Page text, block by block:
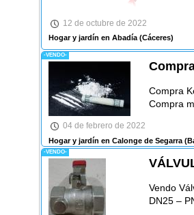
12 de octubre de 2022
Hogar y jardín en Abadía(Cáceres)
-VENDO-
Compra
Compra
04 de febrero de 2022
Hogar y jardín en Calonge de Segarra
-VENDO-
Vendo
DN25 –